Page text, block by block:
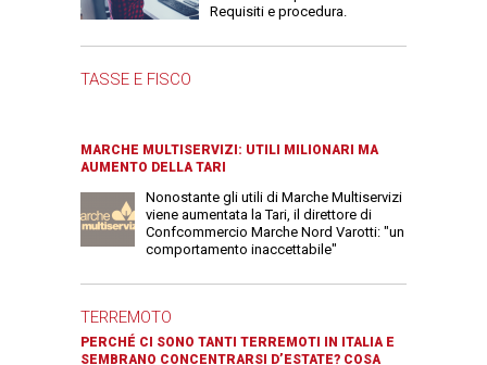
Requisiti e procedura.
TASSE E FISCO
MARCHE MULTISERVIZI: UTILI MILIONARI MA
AUMENTO DELLA TARI
Nonostante gli utili di Marche Multiservizi
viene aumentata la Tari, il direttore di
Confcommercio Marche Nord Varotti: "un
comportamento inaccettabile"
TERREMOTO
PERCHÉ CI SONO TANTI TERREMOTI IN ITALIA E
SEMBRANO CONCENTRARSI D’ESTATE? COSA